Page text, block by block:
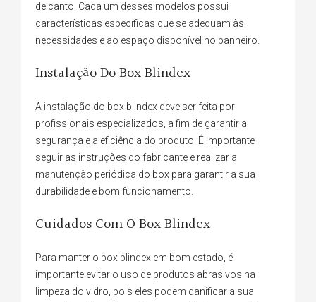
de canto. Cada um desses modelos possui
características específicas que se adequam às
necessidades e ao espaço disponível no banheiro.
Instalação Do Box Blindex
A instalação do box blindex deve ser feita por
profissionais especializados, a fim de garantir a
segurança e a eficiência do produto. É importante
seguir as instruções do fabricante e realizar a
manutenção periódica do box para garantir a sua
durabilidade e bom funcionamento.
Cuidados Com O Box Blindex
Para manter o box blindex em bom estado, é
importante evitar o uso de produtos abrasivos na
limpeza do vidro, pois eles podem danificar a sua